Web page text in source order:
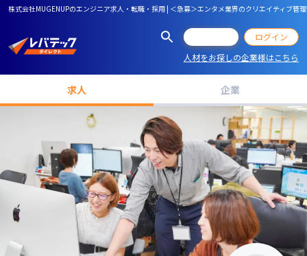
株式会社MUGENUPのエンジニア求人・転職・採用 | ＜急募＞エンタメ業界のクリエイティブ管
ログイン
人材をお探しの企業様はこちら
求人 企業